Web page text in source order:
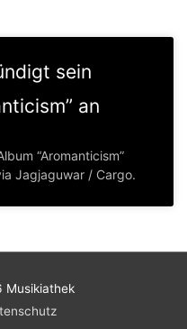
sein
an
“Aromanticism”
Jagjaguwar / Cargo.
Musikiathek